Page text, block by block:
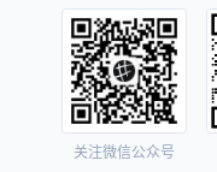
关注微信公众号